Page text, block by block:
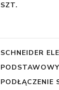
SZT.
SCHNEIDER
PODŁĄCZENIE